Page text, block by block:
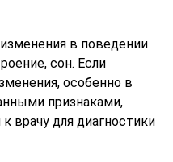
в поведении
сон. Если
особенно в
признаками,
врачу для диагностики